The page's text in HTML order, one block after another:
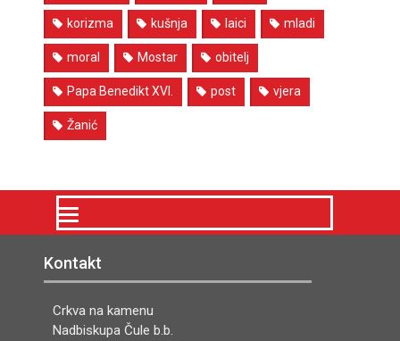
korizma kušnja laici mladi
moral Mostar obitelj
Papa Benedikt XVI. post vjera
Žanić
Kontakt
Crkva na kamenu
Nadbiskupa Čule b.b.